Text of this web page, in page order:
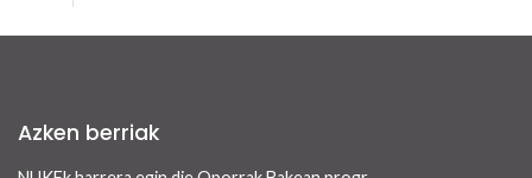
Azken berriak